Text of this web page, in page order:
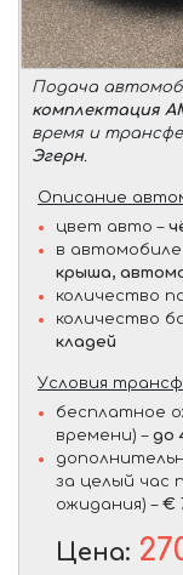
Подача
комплектация
время и
Эгерн.
Описание
цвет авто –
в автомобиле
крыша,
количество
количество
кладей
Условия
бесплатное
времени) – до
за целый час
ожидания) – €
Цена: